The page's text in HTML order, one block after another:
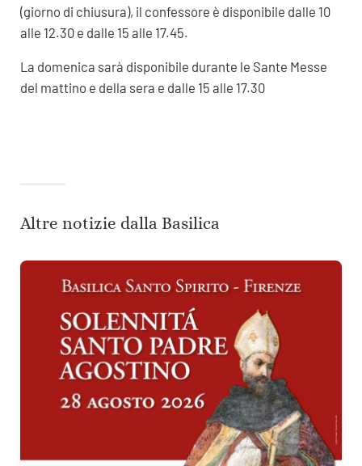
(giorno di chiusura), il confessore è disponibile dalle 10
alle 12.30 e dalle 15 alle 17.45.
La domenica sarà disponibile durante le Sante Messe
del mattino e della sera e dalle 15 alle 17.30
Altre notizie dalla Basilica